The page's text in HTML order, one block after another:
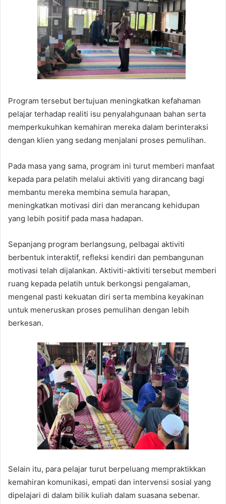
Program tersebut bertujuan meningkatkan kefahaman
pelajar terhadap realiti isu penyalahgunaan bahan serta
memperkukuhkan kemahiran mereka dalam berinteraksi
dengan klien yang sedang menjalani proses pemulihan.
Pada masa yang sama, program ini turut memberi manfaat
kepada para pelatih melalui aktiviti yang dirancang bagi
membantu mereka membina semula harapan,
meningkatkan motivasi diri dan merancang kehidupan
yang lebih positif pada masa hadapan.
Sepanjang program berlangsung, pelbagai aktiviti
berbentuk interaktif, refleksi kendiri dan pembangunan
motivasi telah dijalankan. Aktiviti-aktiviti tersebut memberi
ruang kepada pelatih untuk berkongsi pengalaman,
mengenal pasti kekuatan diri serta membina keyakinan
untuk meneruskan proses pemulihan dengan lebih
berkesan.
Selain itu, para pelajar turut berpeluang mempraktikkan
kemahiran komunikasi, empati dan intervensi sosial yang
dipelajari di dalam bilik kuliah dalam suasana sebenar.